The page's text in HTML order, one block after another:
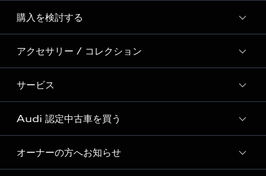
Story of Progress
Audi Sport
Formula 1®
デジタルサービス
ディーラー検索
新車在庫検索
試乗車・展示車検索
見積り依頼
試乗予約
購入を検討する
モデル一覧
特別仕様モデル / 限定モデル
e-tronラインアップ
価格シミュレーション
車両比較
アクセサリー / コレクション
純正アクセサリー
オンラインショップ
Audi collection
アウディナビアプリ
サービス
サービス入庫予約
サービスプログラム
メンテナンス
Audi 認定中古車を買う
Audi認定中古車
オーナーの方へお知らせ